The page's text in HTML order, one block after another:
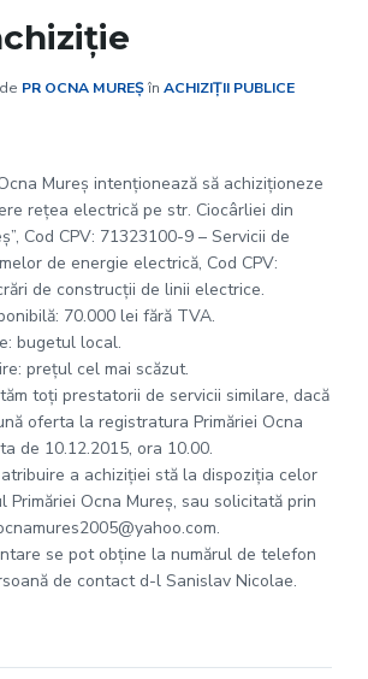
de PR OCNA MUREȘîn ACHIZIȚII PUBLICE
Mureş intenţionează să achiziţioneze
reţea electrică pe str. Ciocârliei din
Cod CPV: 71323100-9 – Servicii de
de energie electrică, Cod CPV:
de construcţii de linii electrice.
70.000 lei fără TVA.
bugetul local.
preţul cel mai scăzut.
toţi prestatorii de servicii similare, dacă
oferta la registratura Primăriei Ocna
de 10.12.2015, ora 10.00.
a achiziţiei stă la dispoziţia celor
Primăriei Ocna Mureş, sau solicitată prin
se pot obţine la numărul de telefon
de contact d-l Sanislav Nicolae.